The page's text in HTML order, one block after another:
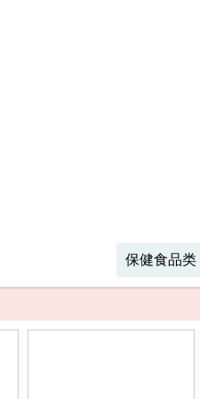
保健食品类